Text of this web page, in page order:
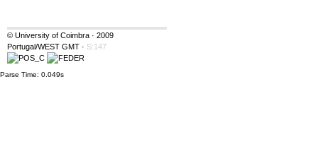
© University of Coimbra · 2009
Portugal/WEST GMT · S:147
Parse Time: 0.049s